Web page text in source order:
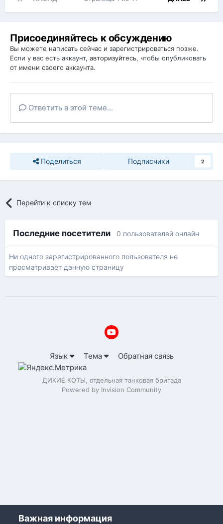
Присоединяйтесь к обсуждению
Вы можете написать сейчас и зарегистрироваться позже.
Если у вас есть аккаунт, авторизуйтесь, чтобы опубликовать
от имени своего аккаунта.
Ответить в этой теме...
Поделиться Подписчики 2
Перейти к списку тем
Последние посетители 0 пользователей онлайн
Ни одного зарегистрированного пользователя не
просматривает данную страницу
Язык Тема Обратная связь
ДИКИЕ КОТЫ, отдельная танковая бригада
Powered by Invision Community
Важная информация